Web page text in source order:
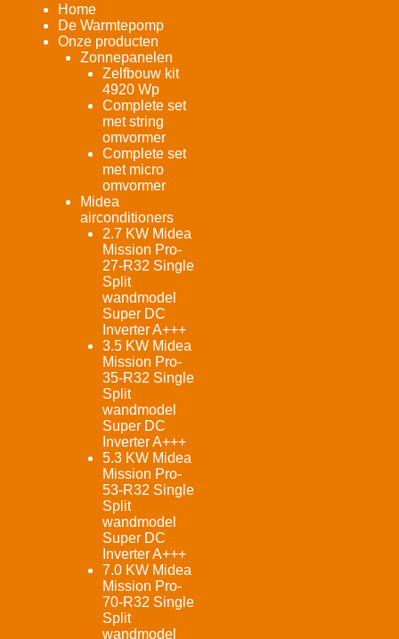
Home
De Warmtepomp
Onze producten
Zonnepanelen
Zelfbouw kit
4920 Wp
Complete set
met string
omvormer
Complete set
met micro
omvormer
Midea
airconditioners
2.7 KW Midea
Mission Pro-
27-R32 Single
Split
wandmodel
Super DC
Inverter A+++
3.5 KW Midea
Mission Pro-
35-R32 Single
Split
wandmodel
Super DC
Inverter A+++
5.3 KW Midea
Mission Pro-
53-R32 Single
Split
wandmodel
Super DC
Inverter A+++
7.0 KW Midea
Mission Pro-
70-R32 Single
Split
wandmodel